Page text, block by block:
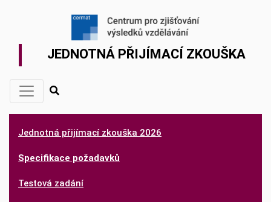
JEDNOTNÁ PŘIJÍMACÍ ZKOUŠKA
Jednotná přijímací zkouška 2026
Specifikace požadavků
Testová zadání